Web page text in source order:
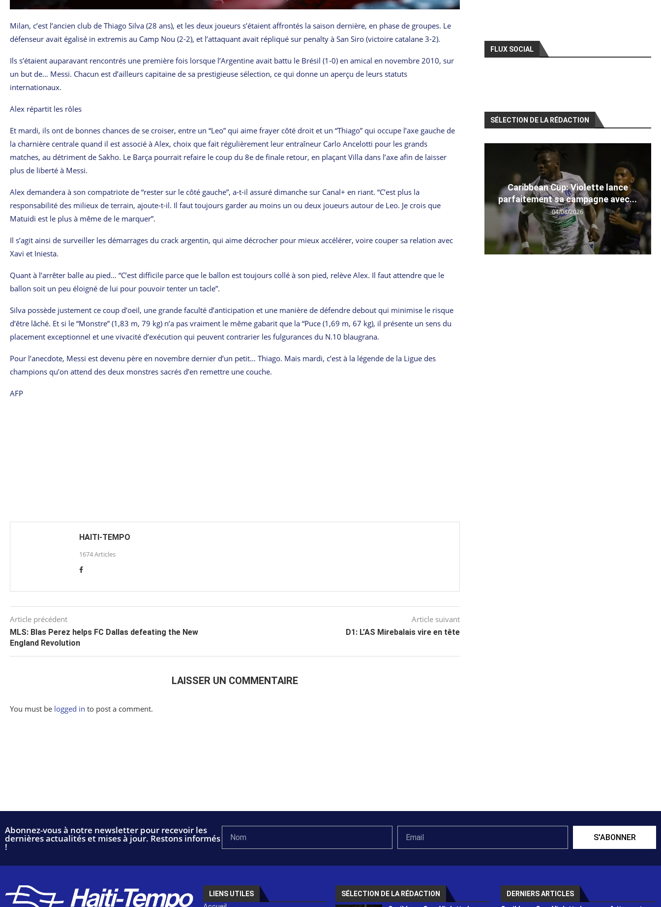
Milan, c’est l’ancien club de Thiago Silva (28 ans), et les deux joueurs s’étaient affrontés la saison dernière, en phase de groupes. Le
défenseur avait égalisé in extremis au Camp Nou (2-2), et l’attaquant avait répliqué sur penalty à San Siro (victoire catalane 3-2).
Ils s’étaient auparavant rencontrés une première fois lorsque l’Argentine avait battu le Brésil (1-0) en amical en novembre 2010, sur
un but de… Messi. Chacun est d’ailleurs capitaine de sa prestigieuse sélection, ce qui donne un aperçu de leurs statuts
internationaux.
Alex répartit les rôles
Et mardi, ils ont de bonnes chances de se croiser, entre un “Leo” qui aime frayer côté droit et un “Thiago” qui occupe l’axe gauche de
la charnière centrale quand il est associé à Alex, choix que fait régulièrement leur entraîneur Carlo Ancelotti pour les grands
matches, au détriment de Sakho. Le Barça pourrait refaire le coup du 8e de finale retour, en plaçant Villa dans l’axe afin de laisser
plus de liberté à Messi.
Alex demandera à son compatriote de “rester sur le côté gauche”, a-t-il assuré dimanche sur Canal+ en riant. “C’est plus la
responsabilité des milieux de terrain, ajoute-t-il. Il faut toujours garder au moins un ou deux joueurs autour de Leo. Je crois que
Matuidi est le plus à même de le marquer”.
Il s’agit ainsi de surveiller les démarrages du crack argentin, qui aime décrocher pour mieux accélérer, voire couper sa relation avec
Xavi et Iniesta.
Quant à l’arrêter balle au pied… “C’est difficile parce que le ballon est toujours collé à son pied, relève Alex. Il faut attendre que le
ballon soit un peu éloigné de lui pour pouvoir tenter un tacle”.
Silva possède justement ce coup d’oeil, une grande faculté d’anticipation et une manière de défendre debout qui minimise le risque
d’être lâché. Et si le “Monstre” (1,83 m, 79 kg) n’a pas vraiment le même gabarit que la “Puce (1,69 m, 67 kg), il présente un sens du
placement exceptionnel et une vivacité d’exécution qui peuvent contrarier les fulgurances du N.10 blaugrana.
Pour l’anecdote, Messi est devenu père en novembre dernier d’un petit… Thiago. Mais mardi, c’est à la légende de la Ligue des
champions qu’on attend des deux monstres sacrés d’en remettre une couche.
AFP
HAITI-TEMPO
1674 Articles
Article précédent
MLS: Blas Perez helps FC Dallas defeating the New
England Revolution
Article suivant
D1: L’AS Mirebalais vire en tête
LAISSER UN COMMENTAIRE
You must be logged in to post a comment.
FLUX SOCIAL
SÉLECTION DE LA RÉDACTION
Caribbean Cup: Violette lance
parfaitement sa campagne avec...
04/08/2026
Abonnez-vous à notre newsletter pour recevoir les
dernières actualités et mises à jour. Restons informés
!
S'ABONNER
LIENS UTILES
SÉLECTION DE LA RÉDACTION
DERNIERS ARTICLES